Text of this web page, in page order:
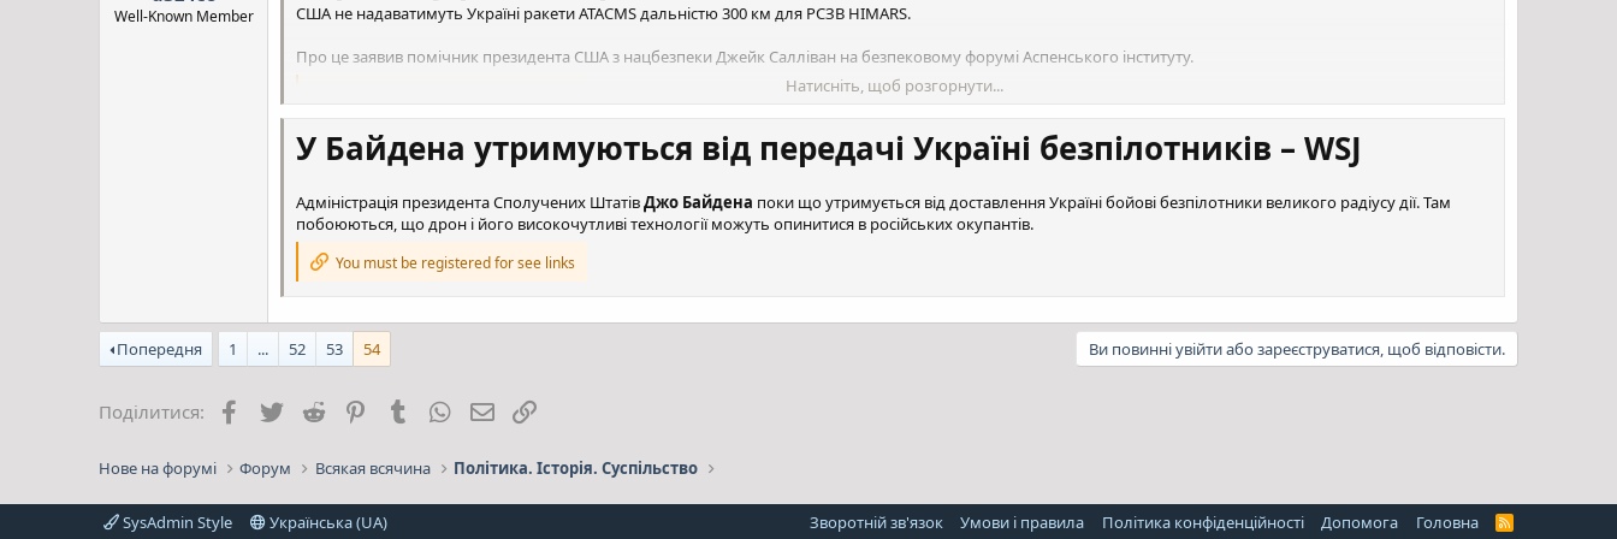
Європейського фонду миру Європейського союзу. Для цього потрібно буде укласти контракт з іспанськими компаніями. Останнім етапом стане
Читайте на "Цензор.НЕТ":
You must be registered for see links You must be registered for see links
Well-Known Member
США не надаватимуть Україні ракети ATACMS дальністю 300 км для РСЗВ HIMARS.
Про це заявив помічник президента США з нацбезпеки Джейк Салліван на безпековому форумі Аспенського інституту.
Натисніть, щоб розгорнути...
У Байдена утримуються від передачі Україні безпілотників – WSJ
Адміністрація президента Сполучених ШтатівДжо Байдена поки що утримується від доставлення Україні бойові безпілотники великого радіусу дії. Там
побоюються, що дрон і його високочутливі технології можуть опинитися в російських окупантів.
You must be registered for see links
Попередня 1 ... 52 53 54 Ви повинні увійти або зареєструватися, щоб відповісти.
Поділитися: Facebook
TwitterReddit PinterestTumblr WhatsApp
E-mailПосилання
Нове на форумі Форум Всякая всячина Політика. Історія. Суспільство
SysAdmin Style Українська (UA) Зворотній зв'язок Умови і правила Політика конфіденційності Дoпoмoга Головна
R